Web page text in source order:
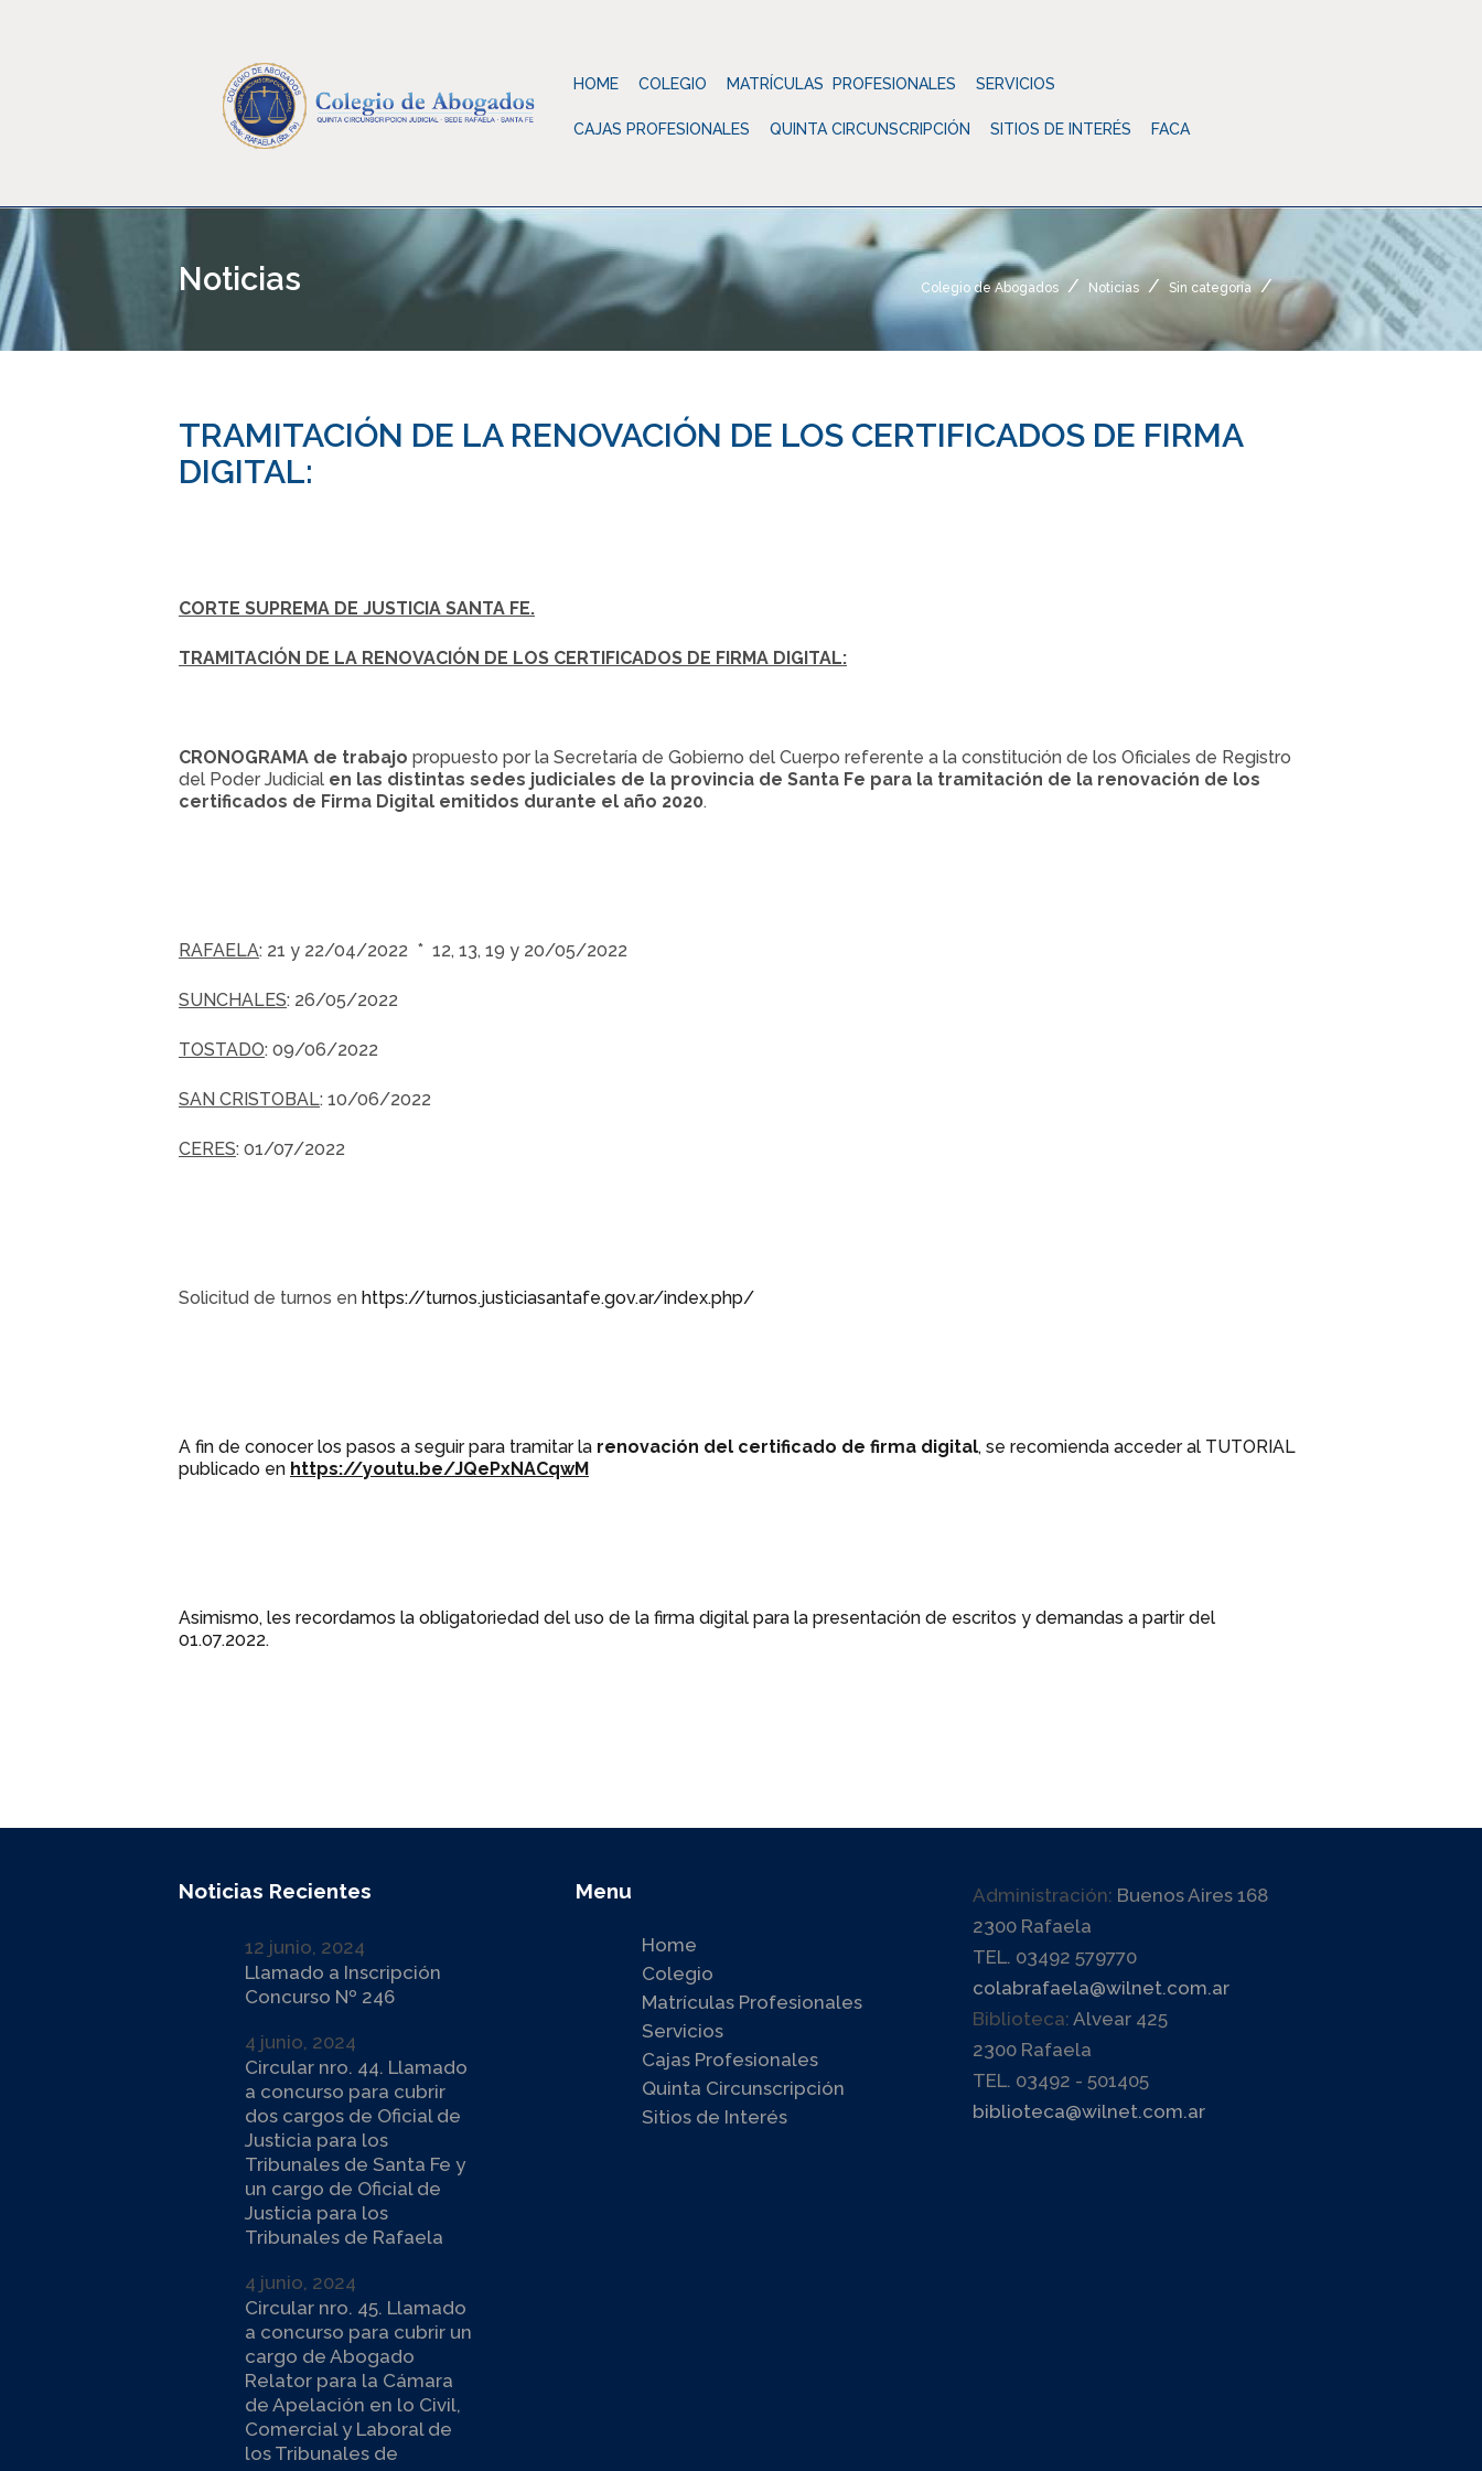
HOME COLEGIO MATRÍCULAS PROFESIONALES SERVICIOS
CAJAS PROFESIONALES QUINTA CIRCUNSCRIPCIÓN SITIOS DE INTERÉS FACA
Noticias Colegio de Abogados Noticias Sin categoría
TRAMITACIÓN DE LA RENOVACIÓN DE LOS CERTIFICADOS DE FIRMA
DIGITAL:
CORTE SUPREMA DE JUSTICIA SANTA FE.
TRAMITACIÓN DE LA RENOVACIÓN DE LOS CERTIFICADOS DE FIRMA DIGITAL:
CRONOGRAMA de trabajo propuesto por la Secretaría de Gobierno del Cuerpo referente a la constitución de los Oficiales de Registro
del Poder Judicial en las distintas sedes judiciales de la provincia de Santa Fe para la tramitación de la renovación de los
certificados de Firma Digital emitidos durante el año 2020.
RAFAELA: 21 y 22/04/2022 * 12, 13, 19 y 20/05/2022
SUNCHALES: 26/05/2022
TOSTADO: 09/06/2022
SAN CRISTOBAL: 10/06/2022
CERES: 01/07/2022
Solicitud de turnos en https://turnos.justiciasantafe.gov.ar/index.php/
A fin de conocer los pasos a seguir para tramitar la renovación del certificado de firma digital, se recomienda acceder al TUTORIAL
publicado en https://youtu.be/JQePxNACqwM
Asimismo, les recordamos la obligatoriedad del uso de la firma digital para la presentación de escritos y demandas a partir del
01.07.2022.
Noticias Recientes
12 junio, 2024
Llamado a Inscripción
Concurso Nº 246
4 junio, 2024
Circular nro. 44. Llamado
a concurso para cubrir
dos cargos de Oficial de
Justicia para los
Tribunales de Santa Fe y
un cargo de Oficial de
Justicia para los
Tribunales de Rafaela
4 junio, 2024
Circular nro. 45. Llamado
a concurso para cubrir un
cargo de Abogado
Relator para la Cámara
de Apelación en lo Civil,
Comercial y Laboral de
los Tribunales de
Menu
Home
Colegio
Matrículas Profesionales
Servicios
Cajas Profesionales
Quinta Circunscripción
Sitios de Interés
Administración: Buenos Aires 168
2300 Rafaela
TEL. 03492 579770
colabrafaela@wilnet.com.ar
Biblioteca: Alvear 425
2300 Rafaela
TEL. 03492 - 501405
biblioteca@wilnet.com.ar